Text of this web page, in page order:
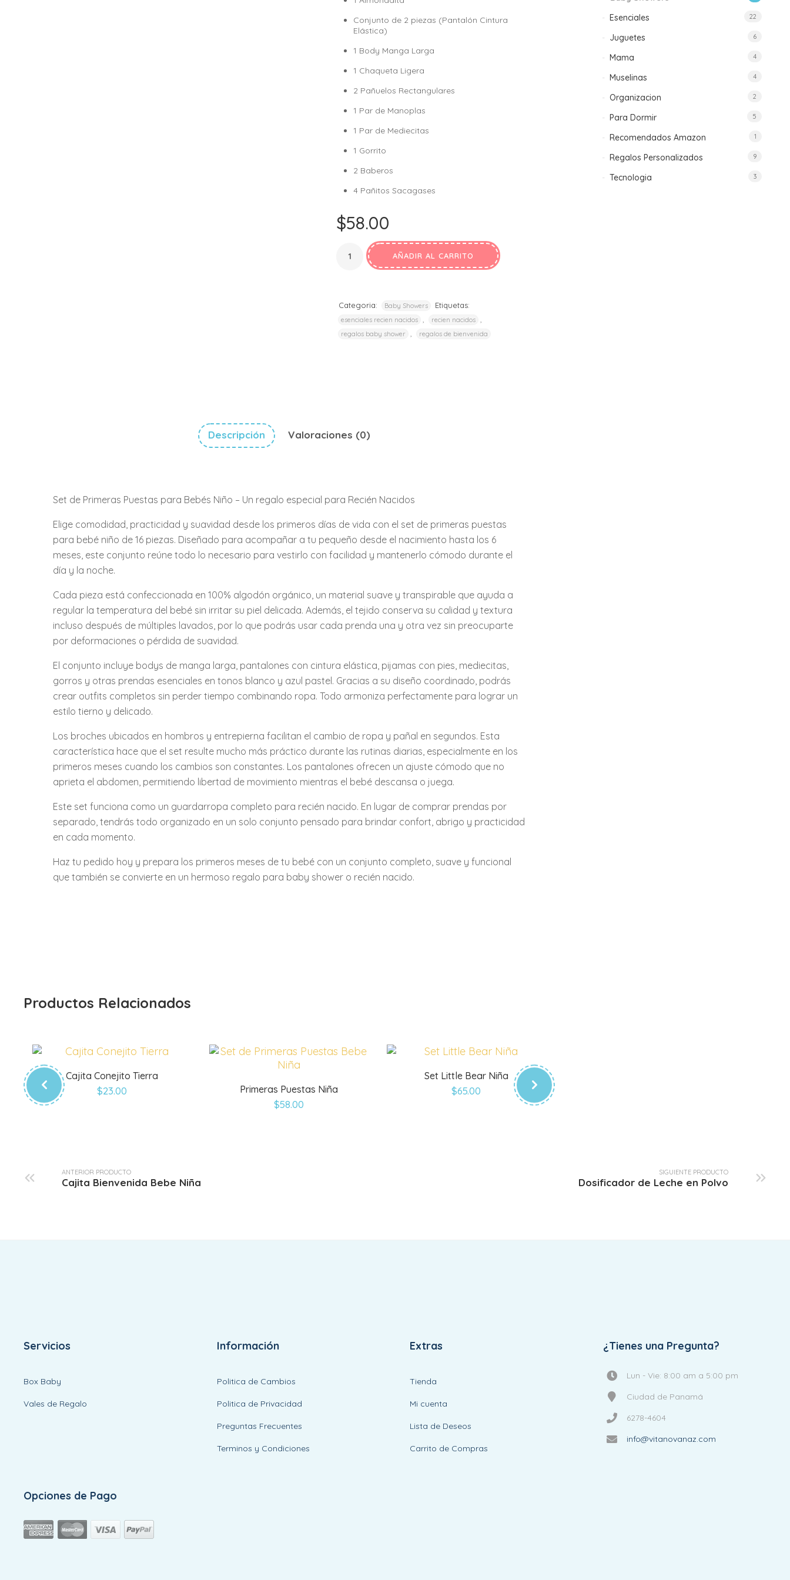
Conjunto de 2 piezas (Pantalón Cintura
Elástica)
1 Body Manga Larga
1 Chaqueta Ligera
2 Pañuelos Rectangulares
1 Par de Manoplas
1 Par de Mediecitas
1 Gorrito
2 Baberos
4 Pañitos Sacagases
$58.00
AÑADIR AL CARRITO
Categoria: Baby Showers Etiquetas:
esenciales recien nacidos recien nacidos
regalos baby shower regalos de bienvenida
Descripción Valoraciones (0)
Set de Primeras Puestas para Bebés Niño – Un regalo especial para Recién Nacidos
Elige comodidad, practicidad y suavidad desde los primeros días de vida con el set de primeras puestas
para bebé niño de 16 piezas. Diseñado para acompañar a tu pequeño desde el nacimiento hasta los 6
meses, este conjunto reúne todo lo necesario para vestirlo con facilidad y mantenerlo cómodo durante el
día y la noche.
Cada pieza está confeccionada en 100% algodón orgánico, un material suave y transpirable que ayuda a
regular la temperatura del bebé sin irritar su piel delicada. Además, el tejido conserva su calidad y textura
incluso después de múltiples lavados, por lo que podrás usar cada prenda una y otra vez sin preocuparte
por deformaciones o pérdida de suavidad.
El conjunto incluye bodys de manga larga, pantalones con cintura elástica, pijamas con pies, mediecitas,
gorros y otras prendas esenciales en tonos blanco y azul pastel. Gracias a su diseño coordinado, podrás
crear outfits completos sin perder tiempo combinando ropa. Todo armoniza perfectamente para lograr un
estilo tierno y delicado.
Los broches ubicados en hombros y entrepierna facilitan el cambio de ropa y pañal en segundos. Esta
característica hace que el set resulte mucho más práctico durante las rutinas diarias, especialmente en los
primeros meses cuando los cambios son constantes. Los pantalones ofrecen un ajuste cómodo que no
aprieta el abdomen, permitiendo libertad de movimiento mientras el bebé descansa o juega.
Este set funciona como un guardarropa completo para recién nacido. En lugar de comprar prendas por
separado, tendrás todo organizado en un solo conjunto pensado para brindar confort, abrigo y practicidad
en cada momento.
Haz tu pedido hoy y prepara los primeros meses de tu bebé con un conjunto completo, suave y funcional
que también se convierte en un hermoso regalo para baby shower o recién nacido.
Productos Relacionados
Cajita Conejito Tierra
$23.00 Primeras Puestas Niña
$58.00
Set Little Bear Niña
$65.00
Esenciales 22
Juguetes 6
Mama 4
Muselinas 4
Organizacion 2
Para Dormir 5
Recomendados Amazon 1
Regalos Personalizados 9
Tecnologia 3
ANTERIOR PRODUCTO
Cajita Bienvenida Bebe Niña
SIGUIENTE PRODUCTO
Dosificador de Leche en Polvo
Servicios
Box Baby
Vales de Regalo
Información
Politica de Cambios
Politica de Privacidad
Preguntas Frecuentes
Terminos y Condiciones
Extras
Tienda
Mi cuenta
Lista de Deseos
Carrito de Compras
¿Tienes una Pregunta?
Lun - Vie: 8:00 am a 5:00 pm
Ciudad de Panamá
6278-4604
info@vitanovanaz.com
Opciones de Pago